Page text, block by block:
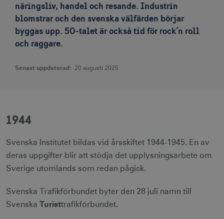
näringsliv, handel och resande. Industrin
blomstrar och den svenska välfärden börjar
byggas upp. 50-talet är också tid för rock´n roll
och raggare.
Senast uppdaterad: 20 augusti 2025
1944
Svenska Institutet bildas vid årsskiftet 1944-1945. En av
deras uppgifter blir att stödja det upplysningsarbete om
Sverige utomlands som redan pågick.
Svenska Trafikförbundet byter den 28 juli namn till
Svenska Turisttrafikförbundet.